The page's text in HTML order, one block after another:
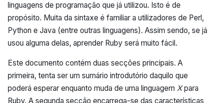
linguagens de programação que já utilizou. Isto é de
propósito. Muita da sintaxe é familiar a utilizadores de Perl,
Python e Java (entre outras linguagens). Assim sendo, se já
usou alguma delas, aprender Ruby será muito fácil.
Este documento contém duas secções principais. A
primeira, tenta ser um sumário introdutório daquilo que
poderá esperar enquanto muda de uma linguagem Xpara
Ruby. A segunda secção encarrega-se das características